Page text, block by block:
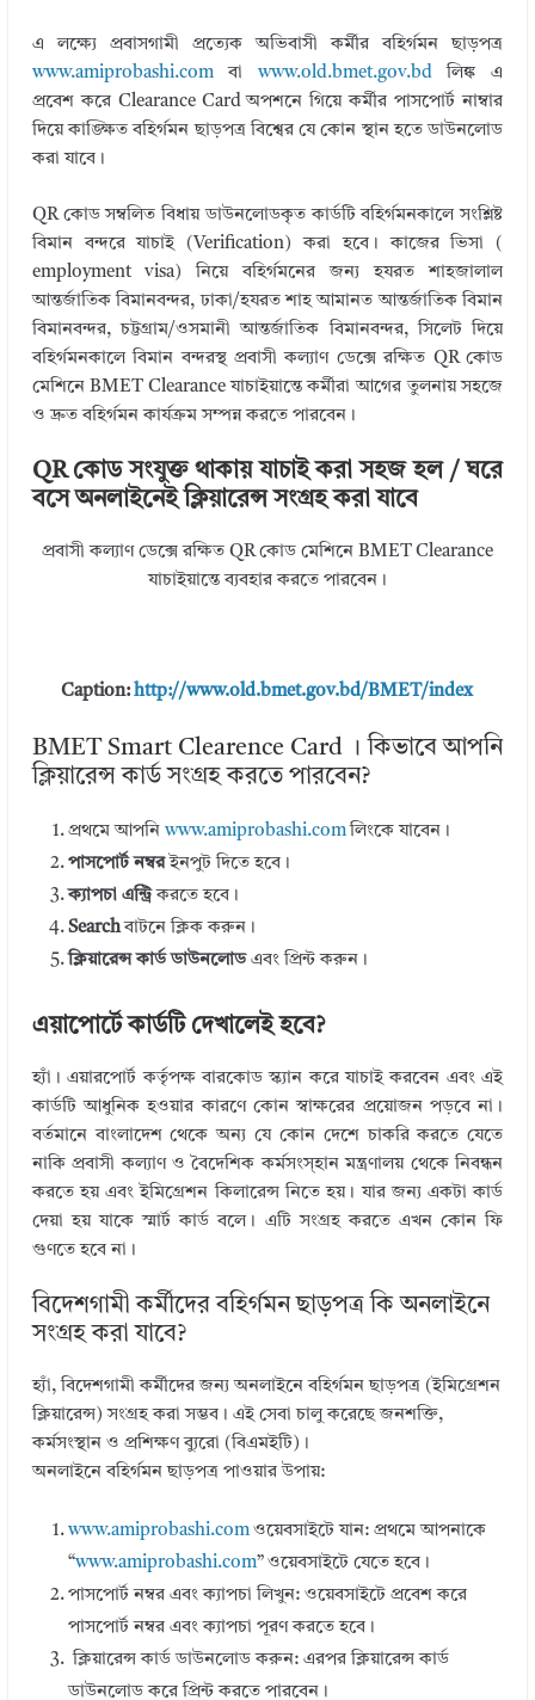
এ লক্ষ্যে প্রবাসগামী প্রত্যেক অভিবাসী কর্মীর বহির্গমন ছাড়পত্র
www.amiprobashi.comবা www.old.bmet.gov.bd লিঙ্ক এ
প্রবেশ করে Clearance Card অপশনে গিয়ে কর্মীর পাসপোর্ট নাম্বার
দিয়ে কাঙ্ক্ষিত বহির্গমন ছাড়পত্র বিশ্বের যে কোন স্থান হতে ডাউনলোড
করা যাবে।
QR কোড সম্বলিত বিধায় ডাউনলোডকৃত কার্ডটি বহির্গমনকালে সংশ্লিষ্ট
বিমান বন্দরে যাচাই (Verification) করা হবে। কাজের ভিসা (
employment visa) নিয়ে বহির্গমনের জন্য হযরত শাহজালাল
আন্তর্জাতিক বিমানবন্দর, ঢাকা/হযরত শাহ আমানত আন্তর্জাতিক বিমান
বিমানবন্দর, চট্টগ্রাম/ওসমানী আন্তর্জাতিক বিমানবন্দর, সিলেট দিয়ে
বহির্গমনকালে বিমান বন্দরস্থ প্রবাসী কল্যাণ ডেক্সে রক্ষিত QR কোড
মেশিনে BMET Clearance যাচাইয়ান্তে কর্মীরা আগের তুলনায় সহজে
ও দ্রুত বহির্গমন কার্যক্রম সম্পন্ন করতে পারবেন।
QR কোড সংযুক্ত থাকায় যাচাই করা সহজ হল / ঘরে
বসে অনলাইনেই ক্লিয়ারেন্স সংগ্রহ করা যাবে
প্রবাসী কল্যাণ ডেক্সে রক্ষিত QR কোড মেশিনে BMET Clearance
যাচাইয়ান্তে ব্যবহার করতে পারবেন।
Caption:http://www.old.bmet.gov.bd/BMET/index
BMET Smart Clearence Card । কিভাবে আপনি
ক্লিয়ারেন্স কার্ড সংগ্রহ করতে পারবেন?
প্রথমে আপনি www.amiprobashi.comলিংকে যাবেন।
পাসপোর্ট নম্বরইনপুট দিতে হবে।
ক্যাপচা এন্ট্রিকরতে হবে।
Searchবাটনে ক্লিক করুন।
ক্লিয়ারেন্স কার্ড ডাউনলোডএবং প্রিন্ট করুন।
এয়াপোর্টে কার্ডটি দেখালেই হবে?
হ্যাঁ। এয়ারপোর্ট কর্তৃপক্ষ বারকোড স্ক্যান করে যাচাই করবেন এবং এই
কার্ডটি আধুনিক হওয়ার কারণে কোন স্বাক্ষরের প্রয়োজন পড়বে না।
বর্তমানে বাংলাদেশ থেকে অন্য যে কোন দেশে চাকরি করতে যেতে
নাকি প্রবাসী কল্যাণ ও বৈদেশিক কর্মসংস্হান মন্ত্রণালয় থেকে নিবন্ধন
করতে হয় এবং ইমিগ্রেশন কিলারেন্স নিতে হয়। যার জন্য একটা কার্ড
দেয়া হয় যাকে স্মার্ট কার্ড বলে। এটি সংগ্রহ করতে এখন কোন ফি
গুণতে হবে না।
বিদেশগামী কর্মীদের বহির্গমন ছাড়পত্র কি অনলাইনে
সংগ্রহ করা যাবে?
হ্যাঁ, বিদেশগামী কর্মীদের জন্য অনলাইনে বহির্গমন ছাড়পত্র (ইমিগ্রেশন
ক্লিয়ারেন্স) সংগ্রহ করা সম্ভব। এই সেবা চালু করেছে জনশক্তি,
কর্মসংস্থান ও প্রশিক্ষণ ব্যুরো (বিএমইটি)।
অনলাইনে বহির্গমন ছাড়পত্র পাওয়ার উপায়:
www.amiprobashi.comওয়েবসাইটে যান: প্রথমে আপনাকে
“www.amiprobashi.com” ওয়েবসাইটে যেতে হবে।
পাসপোর্ট নম্বর এবং ক্যাপচা লিখুন: ওয়েবসাইটে প্রবেশ করে
পাসপোর্ট নম্বর এবং ক্যাপচা পূরণ করতে হবে।
ক্লিয়ারেন্স কার্ড ডাউনলোড করুন: এরপর ক্লিয়ারেন্স কার্ড
ডাউনলোড করে প্রিন্ট করতে পারবেন।